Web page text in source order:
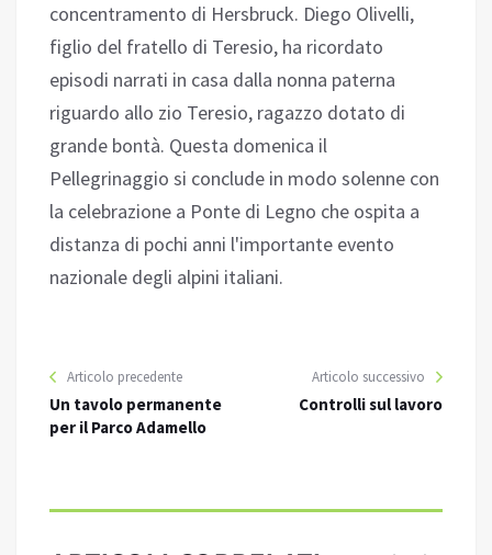
concentramento di Hersbruck. Diego Olivelli,
figlio del fratello di Teresio, ha ricordato
episodi narrati in casa dalla nonna paterna
riguardo allo zio Teresio, ragazzo dotato di
grande bontà. Questa domenica il
Pellegrinaggio si conclude in modo solenne con
la celebrazione a Ponte di Legno che ospita a
distanza di pochi anni l'importante evento
nazionale degli alpini italiani.
Articolo precedente
Un tavolo permanente
per il Parco Adamello
Articolo successivo
Controlli sul lavoro